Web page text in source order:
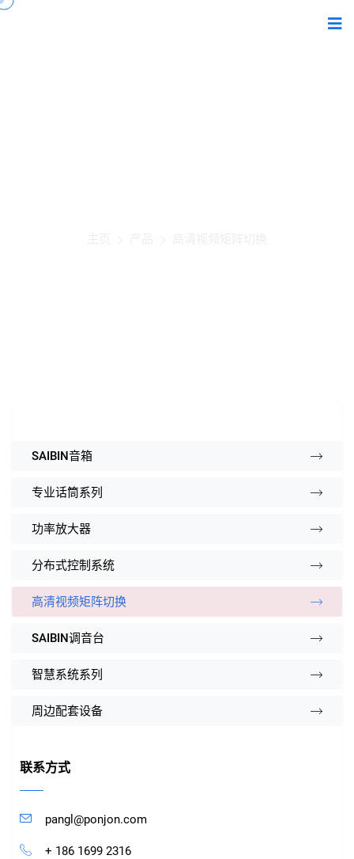
SAIBIN音箱
专业话筒系列
功率放大器
分布式控制系统
高清视频矩阵切换
SAIBIN调音台
智慧系统系列
周边配套设备
联系方式
pangl@ponjon.com
+ 186 1699 2316